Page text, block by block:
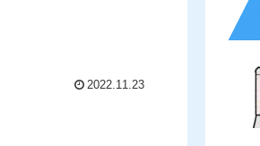
2022.11.23